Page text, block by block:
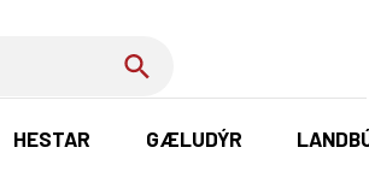
HESTAR GÆLUDÝR